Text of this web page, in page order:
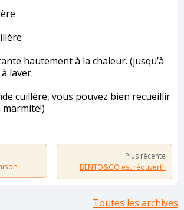
hautement à la chaleur. (jusqu’à
laver.
cuillère, vous pouvez bien recueillir
marmite!)
Plus récente
BENTO&GO est réouvert!!
Toutes les archives